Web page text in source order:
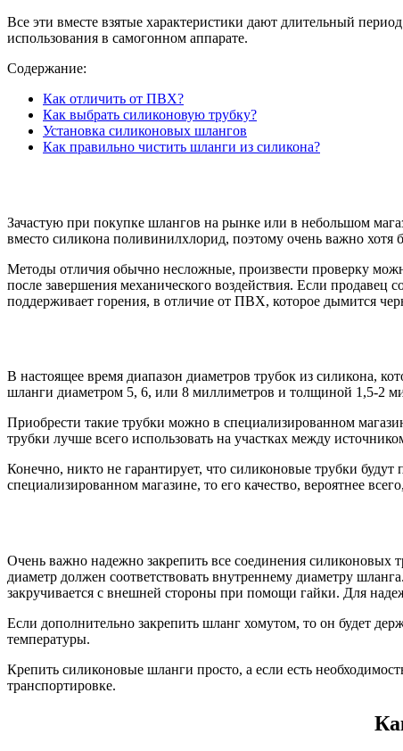
Все эти вместе взятые характеристики дают длительный
использования в самогонном аппарате.
Содержание:
Как отличить от ПВХ?
Как выбрать силиконовую трубку?
Установка силиконовых шлангов
Как правильно чистить шланги из силикона?
Зачастую при покупке шлангов на рынке или в небольшом
вместо силикона поливинилхлорид, поэтому очень важно хотя
Методы отличия обычно несложные, произвести проверку
после завершения механического воздействия. Если продавец
поддерживает горения, в отличие от ПВХ, которое дымится
В настоящее время диапазон диаметров трубок из силикона,
шланги диаметром 5, 6, или 8 миллиметров и толщиной 1,5-2
Приобрести такие трубки можно в специализированном
трубки лучше всего использовать на участках между
Конечно, никто не гарантирует, что силиконовые трубки
специализированном магазине, то его качество, вероятнее
Очень важно надежно закрепить все соединения силиконовых
диаметр должен соответствовать внутреннему диаметру
закручивается с внешней стороны при помощи гайки. Для
Если дополнительно закрепить шланг хомутом, то он будет
температуры.
Крепить силиконовые шланги просто, а если есть
транспортировке.